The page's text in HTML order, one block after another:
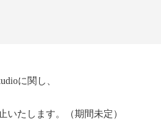
に関し、
いたします。（期間未定）